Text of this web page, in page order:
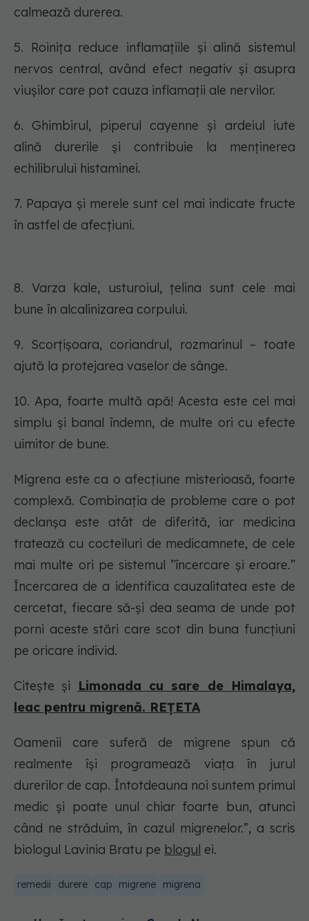
calmează durerea.
5. Roinița reduce inflamațiile și alină sistemul
nervos central, având efect negativ și asupra
viușilor care pot cauza inflamații ale nervilor.
6. Ghimbirul, piperul cayenne și ardeiul iute
alină durerile și contribuie la menținerea
echilibrului histaminei.
7. Papaya și merele sunt cel mai indicate fructe
în astfel de afecțiuni.
8. Varza kale, usturoiul, țelina sunt cele mai
bune în alcalinizarea corpului.
9. Scorțișoara, coriandrul, rozmarinul – toate
ajută la protejarea vaselor de sânge.
10. Apa, foarte multă apă! Acesta este cel mai
simplu și banal îndemn, de multe ori cu efecte
uimitor de bune.
Migrena este ca o afecțiune misterioasă, foarte
complexă. Combinația de probleme care o pot
declanșa este atât de diferită, iar medicina
tratează cu cocteiluri de medicamnete, de cele
mai multe ori pe sistemul ”încercare și eroare.”
Încercarea de a identifica cauzalitatea este de
cercetat, fiecare să-și dea seama de unde pot
porni aceste stări care scot din buna funcțiuni
pe oricare individ.
Citește și
Limonada cu sare de Himalaya,
leac pentru migrenă. REȚETA
Oamenii care suferă de migrene spun că
realmente își programează viața în jurul
durerilor de cap. Întotdeauna noi suntem primul
medic și poate unul chiar foarte bun, atunci
când ne străduim, în cazul migrenelor.”, a scris
biologul Lavinia Bratu pe blogul ei.
remedii durere cap migrene migrena